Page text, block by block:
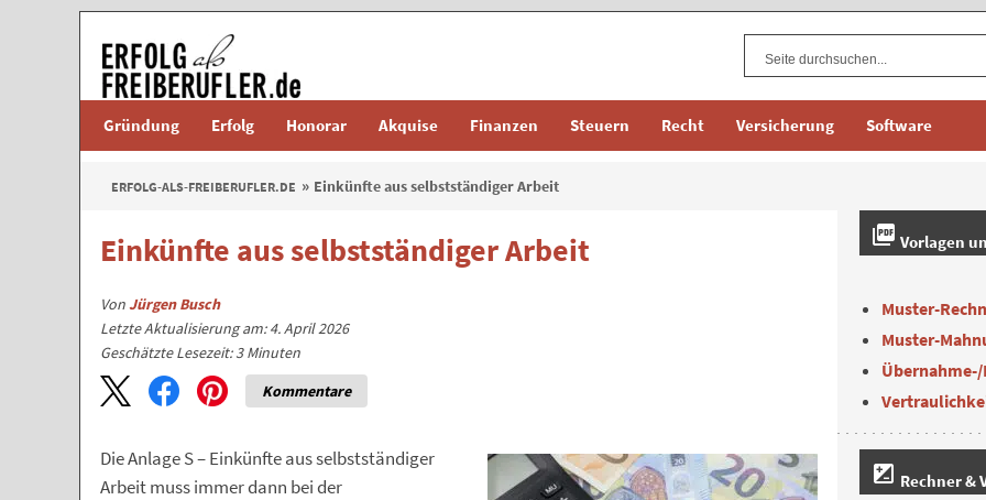
Gründung Erfolg Honorar Akquise Finanzen Steuern Recht Versicherung Software
ERFOLG-ALS-FREIBERUFLER.DE Einkünfte aus selbstständiger Arbeit
Einkünfte aus selbstständiger Arbeit
VonJürgen Busch
Letzte Aktualisierung am: 4. April 2026
Geschätzte Lesezeit:3 Minuten
Kommentare
Die Anlage S – Einkünfte aus selbstständiger
Arbeit muss immer dann bei der
picture_as_pdf Vorlagen
Muster-
Muster-
iso Rechner &